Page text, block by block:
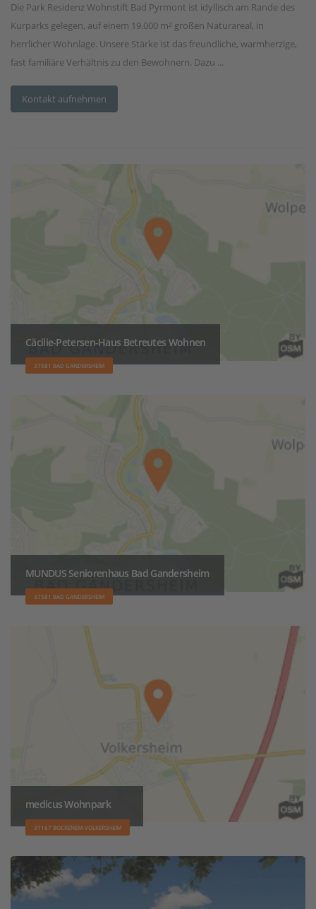
Die Park Residenz Wohnstift Bad Pyrmont ist idyllisch am Rande des
Kurparks gelegen, auf einem 19.000 m² großen Naturareal, in
herrlicher Wohnlage. Unsere Stärke ist das freundliche, warmherzige,
fast familiäre Verhältnis zu den Bewohnern. Dazu ...
Kontakt aufnehmen
Cäcilie-Petersen-Haus Betreutes Wohnen
37581 BAD GANDERSHEIM
MUNDUS Seniorenhaus Bad Gandersheim
37581 BAD GANDERSHEIM
medicus Wohnpark
31167 BOCKENEM-VOLKERSHEIM